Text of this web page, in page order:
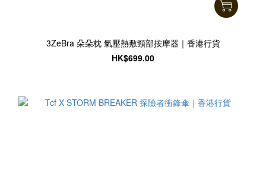
3ZeBra 朵朵枕 氣壓熱敷頸部按摩器｜香港行貨
HK$699.00